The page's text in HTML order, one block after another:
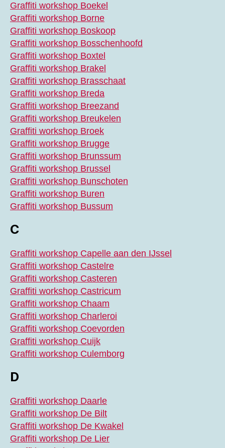
Graffiti workshop Boekel
Graffiti workshop Borne
Graffiti workshop Boskoop
Graffiti workshop Bosschenhoofd
Graffiti workshop Boxtel
Graffiti workshop Brakel
Graffiti workshop Brasschaat
Graffiti workshop Breda
Graffiti workshop Breezand
Graffiti workshop Breukelen
Graffiti workshop Broek
Graffiti workshop Brugge
Graffiti workshop Brunssum
Graffiti workshop Brussel
Graffiti workshop Bunschoten
Graffiti workshop Buren
Graffiti workshop Bussum
C
Graffiti workshop Capelle aan den IJssel
Graffiti workshop Castelre
Graffiti workshop Casteren
Graffiti workshop Castricum
Graffiti workshop Chaam
Graffiti workshop Charleroi
Graffiti workshop Coevorden
Graffiti workshop Cuijk
Graffiti workshop Culemborg
D
Graffiti workshop Daarle
Graffiti workshop De Bilt
Graffiti workshop De Kwakel
Graffiti workshop De Lier